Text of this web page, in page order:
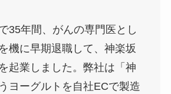
35年間、がんの専門医とし
機に早期退職して、神楽坂
起業しました。弊社は「神
ヨーグルトを自社ECで製造